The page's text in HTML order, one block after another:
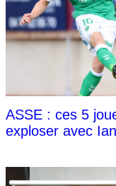
ASSE : ces 5
exploser avec